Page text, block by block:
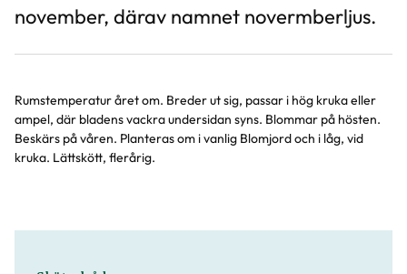
november, därav namnet novermberljus.
Rumstemperatur året om. Breder ut sig, passar i hög kruka eller
ampel, där bladens vackra undersidan syns. Blommar på hösten.
Beskärs på våren. Planteras om i vanlig Blomjord och i låg, vid
kruka. Lättskött, flerårig.